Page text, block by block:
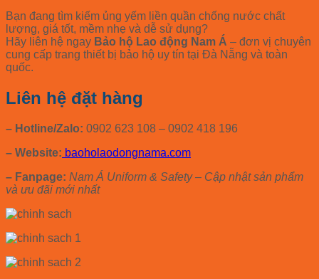
Bạn đang tìm kiếm ủng yếm liền quần chống nước chất
lượng, giá tốt, mềm nhẹ và dễ sử dụng?
Hãy liên hệ ngay Bảo hộ Lao động Nam Á – đơn vị chuyên
cung cấp trang thiết bị bảo hộ uy tín tại Đà Nẵng và toàn
quốc.
Liên hệ đặt hàng
– Hotline/Zalo: 0902 623 108 – 0902 418 196
– Website: baoholaodongnama.com
– Fanpage: Nam Á Uniform & Safety – Cập nhật sản phẩm
và ưu đãi mới nhất